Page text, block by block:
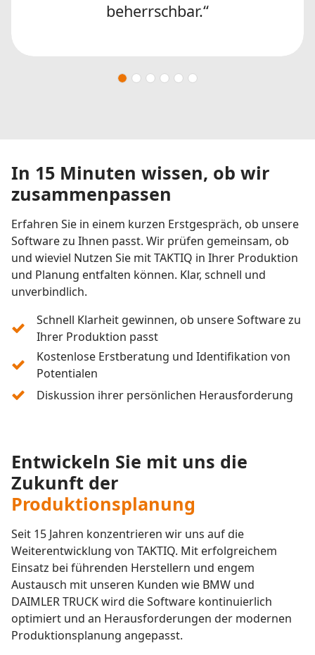
beherrschbar.“
In 15 Minuten wissen, ob wir
zusammenpassen
Erfahren Sie in einem kurzen Erstgespräch, ob unsere
Software zu Ihnen passt. Wir prüfen gemeinsam, ob
und wieviel Nutzen Sie mit TAKTIQ in Ihrer Produktion
und Planung entfalten können. Klar, schnell und
unverbindlich.
Schnell Klarheit gewinnen, ob unsere Software zu
Ihrer Produktion passt
Kostenlose Erstberatung und Identifikation von
Potentialen
Diskussion ihrer persönlichen Herausforderung
Entwickeln Sie mit uns die
Zukunft der
Produktionsplanung
Seit 15 Jahren konzentrieren wir uns auf die
Weiterentwicklung von TAKTIQ. Mit erfolgreichem
Einsatz bei führenden Herstellern und engem
Austausch mit unseren Kunden wie BMW und
DAIMLER TRUCK wird die Software kontinuierlich
optimiert und an Herausforderungen der modernen
Produktionsplanung angepasst.